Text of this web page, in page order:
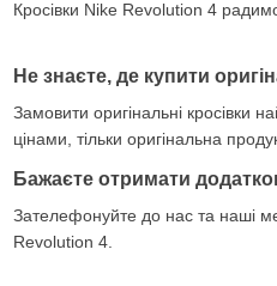
Кросівки Nike Revolution 4
Не знаєте, де купити
Замовити оригінальні кросівки
цінами, тільки оригінальна
Бажаєте отримати
Зателефонуйте до нас та наші
Revolution 4.